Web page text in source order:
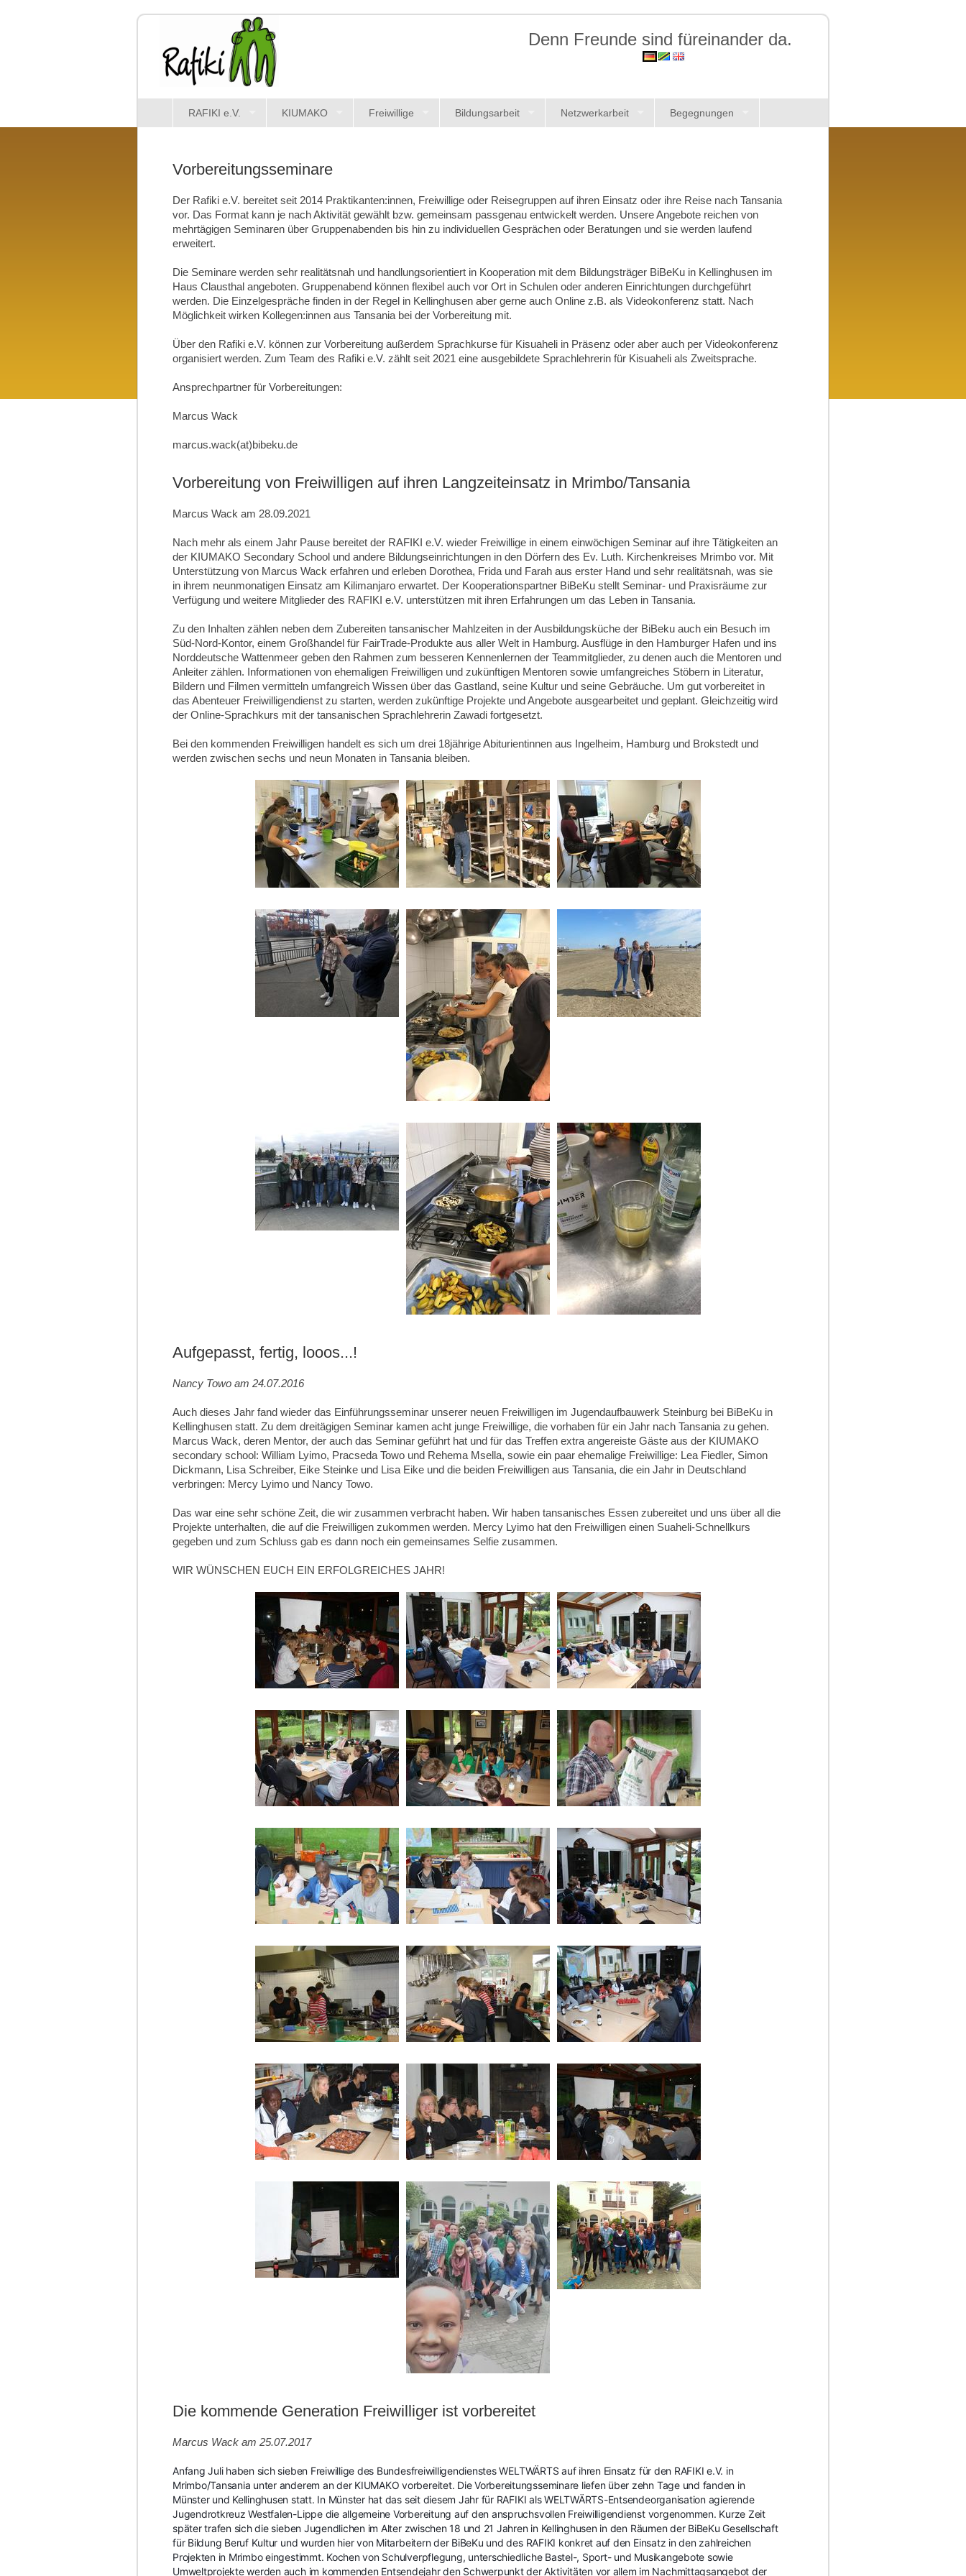
Denn Freunde sind füreinander da.
RAFIKI e.V. KIUMAKO Freiwillige Bildungsarbeit Netzwerkarbeit Begegnungen
Vorbereitungsseminare
Der Rafiki e.V. bereitet seit 2014 Praktikanten:innen, Freiwillige oder Reisegruppen auf ihren Einsatz oder ihre Reise nach Tansania
vor. Das Format kann je nach Aktivität gewählt bzw. gemeinsam passgenau entwickelt werden. Unsere Angebote reichen von
mehrtägigen Seminaren über Gruppenabenden bis hin zu individuellen Gesprächen oder Beratungen und sie werden laufend
erweitert.
Die Seminare werden sehr realitätsnah und handlungsorientiert in Kooperation mit dem Bildungsträger BiBeKu in Kellinghusen im
Haus Clausthal angeboten. Gruppenabend können flexibel auch vor Ort in Schulen oder anderen Einrichtungen durchgeführt
werden. Die Einzelgespräche finden in der Regel in Kellinghusen aber gerne auch Online z.B. als Videokonferenz statt. Nach
Möglichkeit wirken Kollegen:innen aus Tansania bei der Vorbereitung mit.
Über den Rafiki e.V. können zur Vorbereitung außerdem Sprachkurse für Kisuaheli in Präsenz oder aber auch per Videokonferenz
organisiert werden. Zum Team des Rafiki e.V. zählt seit 2021 eine ausgebildete Sprachlehrerin für Kisuaheli als Zweitsprache.
Ansprechpartner für Vorbereitungen:
Marcus Wack
marcus.wack(at)bibeku.de
Vorbereitung von Freiwilligen auf ihren Langzeiteinsatz in Mrimbo/Tansania
Marcus Wack am 28.09.2021
Nach mehr als einem Jahr Pause bereitet der RAFIKI e.V. wieder Freiwillige in einem einwöchigen Seminar auf ihre Tätigkeiten an
der KIUMAKO Secondary School und andere Bildungseinrichtungen in den Dörfern des Ev. Luth. Kirchenkreises Mrimbo vor. Mit
Unterstützung von Marcus Wack erfahren und erleben Dorothea, Frida und Farah aus erster Hand und sehr realitätsnah, was sie
in ihrem neunmonatigen Einsatz am Kilimanjaro erwartet. Der Kooperationspartner BiBeKu stellt Seminar- und Praxisräume zur
Verfügung und weitere Mitglieder des RAFIKI e.V. unterstützen mit ihren Erfahrungen um das Leben in Tansania.
Zu den Inhalten zählen neben dem Zubereiten tansanischer Mahlzeiten in der Ausbildungsküche der BiBeku auch ein Besuch im
Süd-Nord-Kontor, einem Großhandel für FairTrade-Produkte aus aller Welt in Hamburg. Ausflüge in den Hamburger Hafen und ins
Norddeutsche Wattenmeer geben den Rahmen zum besseren Kennenlernen der Teammitglieder, zu denen auch die Mentoren und
Anleiter zählen. Informationen von ehemaligen Freiwilligen und zukünftigen Mentoren sowie umfangreiches Stöbern in Literatur,
Bildern und Filmen vermitteln umfangreich Wissen über das Gastland, seine Kultur und seine Gebräuche. Um gut vorbereitet in
das Abenteuer Freiwilligendienst zu starten, werden zukünftige Projekte und Angebote ausgearbeitet und geplant. Gleichzeitig wird
der Online-Sprachkurs mit der tansanischen Sprachlehrerin Zawadi fortgesetzt.
Bei den kommenden Freiwilligen handelt es sich um drei 18jährige Abiturientinnen aus Ingelheim, Hamburg und Brokstedt und
werden zwischen sechs und neun Monaten in Tansania bleiben.
Aufgepasst, fertig, looos...!
Nancy Towo am 24.07.2016
Auch dieses Jahr fand wieder das Einführungsseminar unserer neuen Freiwilligen im Jugendaufbauwerk Steinburg bei BiBeKu in
Kellinghusen statt. Zu dem dreitägigen Seminar kamen acht junge Freiwillige, die vorhaben für ein Jahr nach Tansania zu gehen.
Marcus Wack, deren Mentor, der auch das Seminar geführt hat und für das Treffen extra angereiste Gäste aus der KIUMAKO
secondary school: William Lyimo, Pracseda Towo und Rehema Msella, sowie ein paar ehemalige Freiwillige: Lea Fiedler, Simon
Dickmann, Lisa Schreiber, Eike Steinke und Lisa Eike und die beiden Freiwilligen aus Tansania, die ein Jahr in Deutschland
verbringen: Mercy Lyimo und Nancy Towo.
Das war eine sehr schöne Zeit, die wir zusammen verbracht haben. Wir haben tansanisches Essen zubereitet und uns über all die
Projekte unterhalten, die auf die Freiwilligen zukommen werden. Mercy Lyimo hat den Freiwilligen einen Suaheli-Schnellkurs
gegeben und zum Schluss gab es dann noch ein gemeinsames Selfie zusammen.
WIR WÜNSCHEN EUCH EIN ERFOLGREICHES JAHR!
Die kommende Generation Freiwilliger ist vorbereitet
Marcus Wack am 25.07.2017
Anfang Juli haben sich sieben Freiwillige des Bundesfreiwilligendienstes WELTWÄRTS auf ihren Einsatz für den RAFIKI e.V. in
Mrimbo/Tansania unter anderem an der KIUMAKO vorbereitet. Die Vorbereitungsseminare liefen über zehn Tage und fanden in
Münster und Kellinghusen statt. In Münster hat das seit diesem Jahr für RAFIKI als WELTWÄRTS-Entsendeorganisation agierende
Jugendrotkreuz Westfalen-Lippe die allgemeine Vorbereitung auf den anspruchsvollen Freiwilligendienst vorgenommen. Kurze Zeit
später trafen sich die sieben Jugendlichen im Alter zwischen 18 und 21 Jahren in Kellinghusen in den Räumen der BiBeKu Gesellschaft
für Bildung Beruf Kultur und wurden hier von Mitarbeitern der BiBeKu und des RAFIKI konkret auf den Einsatz in den zahlreichen
Projekten in Mrimbo eingestimmt. Kochen von Schulverpflegung, unterschiedliche Bastel-, Sport- und Musikangebote sowie
Umweltprojekte werden auch im kommenden Entsendejahr den Schwerpunkt der Aktivitäten vor allem im Nachmittagsangebot der